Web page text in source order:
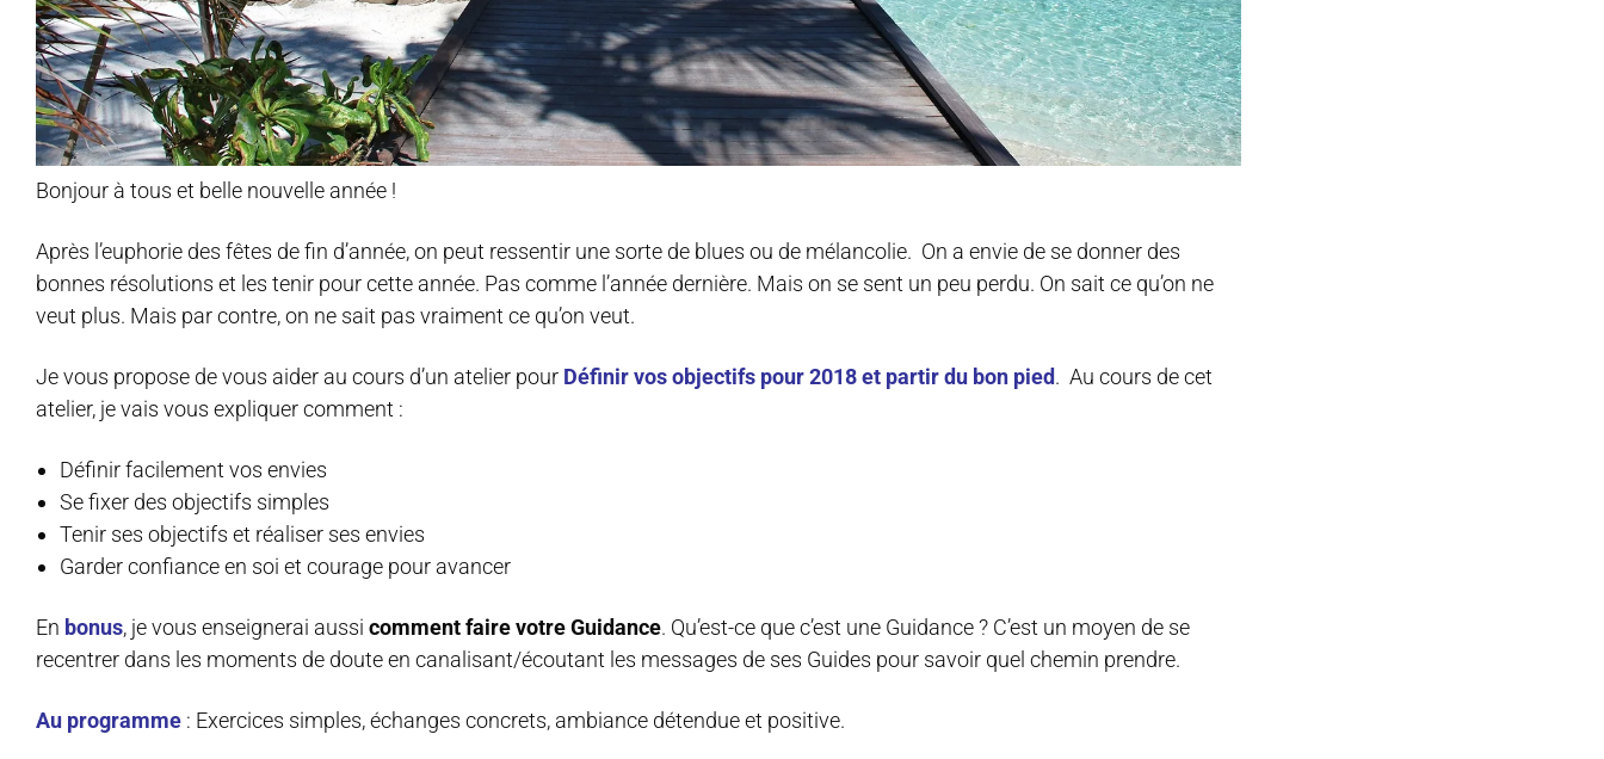
Bonjour à tous et belle nouvelle année !
Après l’euphorie des fêtes de fin d’année, on peut ressentir une sorte de blues ou de mélancolie. On a envie de se donner des
bonnes résolutions et les tenir pour cette année. Pas comme l’année dernière. Mais on se sent un peu perdu. On sait ce qu’on ne
veut plus. Mais par contre, on ne sait pas vraiment ce qu’on veut.
Je vous propose de vous aider au cours d’un atelier pour Définir vos objectifs pour 2018 et partir du bon pied. Au cours de cet
atelier, je vais vous expliquer comment :
Définir facilement vos envies
Se fixer des objectifs simples
Tenir ses objectifs et réaliser ses envies
Garder confiance en soi et courage pour avancer
En bonus, je vous enseignerai aussi comment faire votre Guidance. Qu’est-ce que c’est une Guidance ? C’est un moyen de se
recentrer dans les moments de doute en canalisant/écoutant les messages de ses Guides pour savoir quel chemin prendre.
Au programme : Exercices simples, échanges concrets, ambiance détendue et positive.